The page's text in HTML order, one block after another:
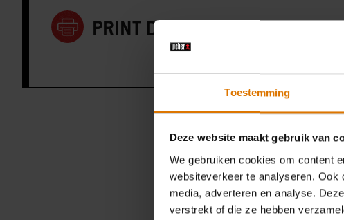
Toestemming
Deze website maakt gebruik van
We gebruiken cookies om content
websiteverkeer te analyseren.
media, adverteren en analyse.
verstrekt of die ze hebben
PRINT DEZE LIJST